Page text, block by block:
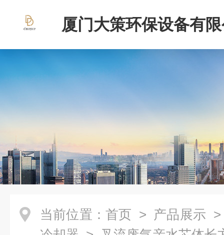
厦门大策环保设备有
当前位置： 首页 > 产品展示